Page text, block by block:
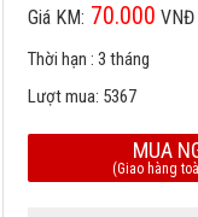
Giá KM: 70.000 VNĐ
Thời hạn : 3 tháng
Lượt mua: 5367
MUA
(Giao hàng